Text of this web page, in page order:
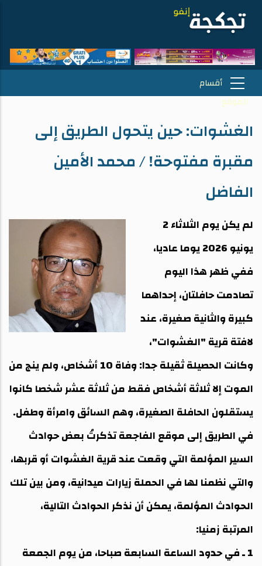
الغشوات: حين يتحول الطريق إلى
مقبرة مفتوحة! / محمد الأمين
الفاضل
لم يكن يوم الثلاثاء 2
يونيو 2026 يوما عاديا،
ففي ظهر هذا اليوم
تصادمت حافلتان، إحداهما
كبيرة والثانية صغيرة، عند
لافتة قرية "الغشوات"،
وكانت الحصيلة ثقيلة جدا: وفاة 10 أشخاص، ولم ينج من
الموت إلا ثلاثة أشخاص فقط من ثلاثة عشر شخصا كانوا
يستقلون الحافلة الصغيرة، وهم السائق وامرأة وطفل.
في الطريق إلى موقع الفاجعة تذكرتُ بعض حوادث
السير المؤلمة التي وقعت عند قرية الغشوات أو قربها،
والتي نظمنا لها في الحملة زيارات ميدانية، ومن بين تلك
الحوادث المؤلمة، يمكن أن نذكر الحوادث التالية،
المرتبة زمنيا:
1 ـ في حدود الساعة السابعة صباحا، من يوم الجمعة